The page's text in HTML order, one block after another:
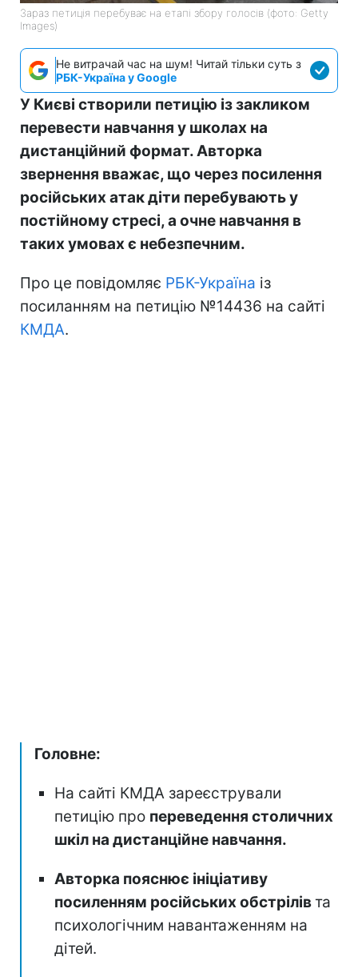
Зараз петиція перебуває на етапі збору голосів (фото: Getty
Images)
Не витрачай час на шум! Читай тільки суть з
РБК-Україна у Google
У Києві створили петицію із закликом
перевести навчання у школах на
дистанційний формат. Авторка
звернення вважає, що через посилення
російських атак діти перебувають у
постійному стресі, а очне навчання в
таких умовах є небезпечним.
Про це повідомляє РБК-Україна із
посиланням на петицію №14436 на сайті
КМДА.
Головне:
На сайті КМДА зареєстрували
петицію про переведення столичних
шкіл на дистанційне навчання.
Авторка пояснює ініціативу
посиленням російських обстрілівта
психологічним навантаженням на
дітей.